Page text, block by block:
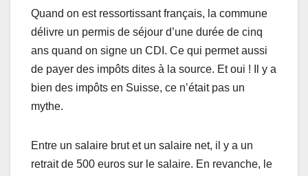
Quand on est ressortissant français, la commune
délivre un permis de séjour d’une durée de cinq
ans quand on signe un CDI. Ce qui permet aussi
de payer des impôts dites à la source. Et oui ! Il y a
bien des impôts en Suisse, ce n’était pas un
mythe.
Entre un salaire brut et un salaire net, il y a un
retrait de 500 euros sur le salaire. En revanche, le